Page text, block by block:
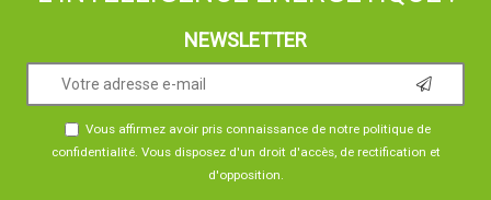
NEWSLETTER
Vous affirmez avoir pris connaissance de notre politique de
confidentialité. Vous disposez d'un droit d'accès, de rectification et
d'opposition.